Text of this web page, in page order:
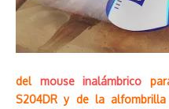
delmouse inalámbrico
S204DR y de la alfombrilla